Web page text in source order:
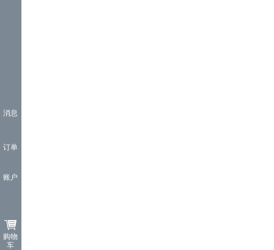
消息
订单
账户
购物
车